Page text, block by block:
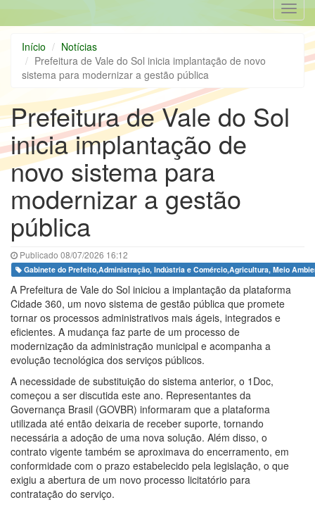
Início
Notícias
Prefeitura de Vale do Sol inicia implantação de novo
sistema para modernizar a gestão pública
Prefeitura de Vale do Sol
inicia implantação de
novo sistema para
modernizar a gestão
pública
Publicado 08/07/2026 16:12
Gabinete do Prefeito,Administração, Indústria e Comércio,Agricultura, Meio
A Prefeitura de Vale do Sol iniciou a implantação da plataforma
Cidade 360, um novo sistema de gestão pública que promete
tornar os processos administrativos mais ágeis, integrados e
eficientes. A mudança faz parte de um processo de
modernização da administração municipal e acompanha a
evolução tecnológica dos serviços públicos.
A necessidade de substituição do sistema anterior, o 1Doc,
começou a ser discutida este ano. Representantes da
Governança Brasil (GOVBR) informaram que a plataforma
utilizada até então deixaria de receber suporte, tornando
necessária a adoção de uma nova solução. Além disso, o
contrato vigente também se aproximava do encerramento, em
conformidade com o prazo estabelecido pela legislação, o que
exigiu a abertura de um novo processo licitatório para
contratação do serviço.